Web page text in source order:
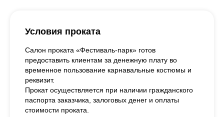
Условия проката
Салон проката «Фестиваль-парк» готов
предоставить клиентам за денежную плату во
временное пользование карнавальные костюмы и
реквизит.
Прокат осуществляется при наличии гражданского
паспорта заказчика, залоговых денег и оплаты
стоимости проката.